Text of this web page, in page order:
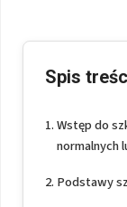
Spis
Wstęp do
normalnych
Podstawy